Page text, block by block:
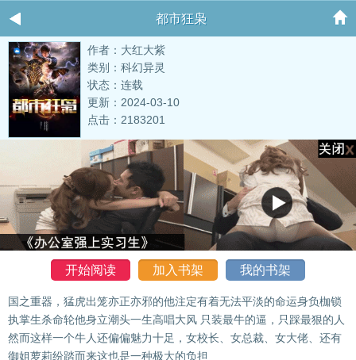
都市狂枭
作者：大红大紫
类别：科幻异灵
状态：连载
更新：2024-03-10
点击：2183201
开始阅读 加入书架 我的书架
国之重器，猛虎出笼亦正亦邪的他注定有着无法平淡的命运身负枷锁
执掌生杀命轮他身立潮头一生高唱大风 只装最牛的逼，只踩最狠的人
然而这样一个牛人还偏偏魅力十足，女校长、女总裁、女大佬、还有
御姐萝莉纷踏而来这也是一种极大的负担